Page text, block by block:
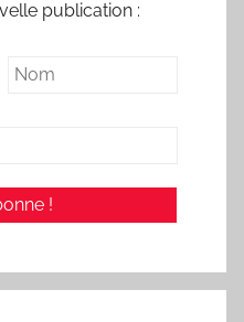
publication :